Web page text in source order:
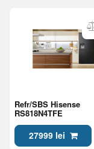
Refr/SBS Hisense
RS818N4TFE
27999 lei